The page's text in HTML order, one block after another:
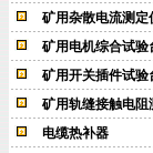
矿用杂散电流测定
矿用电机综合试验
矿用开关插件试验
矿用轨缝接触电阻
电缆热补器